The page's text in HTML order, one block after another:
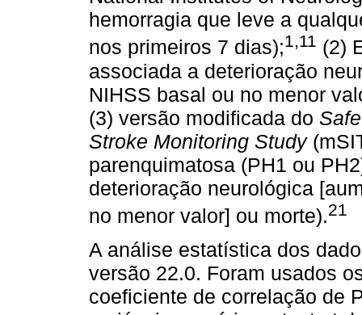
hemorragia que leve a
nos primeiros 7 dias);1,11 (2)
associada a deterioração
NIHSS basal ou no menor
(3) versão modificada do
Stroke Monitoring Study
parenquimatosa (PH1 ou
deterioração neurológica
no menor valor] ou morte).21
A análise estatística dos
versão 22.0. Foram usados
coeficiente de correlação de